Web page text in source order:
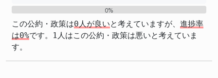
0%
この公約・政策は0人が良いと考えていますが、 進捗率
は0%です。1人はこの公約・政策は悪いと考えていま
す。